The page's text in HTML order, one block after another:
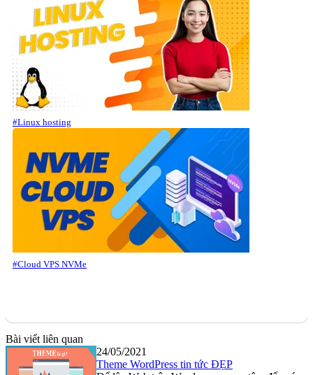
#Linux hosting
#Cloud VPS NVMe
Bài viết liên quan
24/05/2021
Theme WordPress tin tức ĐẸP